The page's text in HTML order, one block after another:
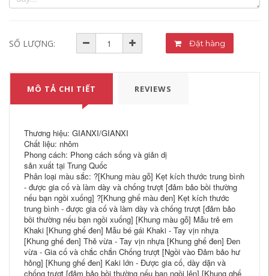
SỐ LƯỢNG: Đặt hàng
MÔ TẢ CHI TIẾT REVIEWS
Thương hiệu: GIANXI/GIANXI
Chất liệu: nhôm
Phong cách: Phong cách sống và giản dị
sản xuất tại Trung Quốc
Phân loại màu sắc: ?[Khung màu gỗ] Kẹt kích thước trung bình
- được gia cố và làm dày và chống trượt [đảm bảo bồi thường
nếu bạn ngồi xuống] ?[Khung ghế màu đen] Kẹt kích thước
trung bình - được gia cố và làm dày và chống trượt [đảm bảo
bồi thường nếu bạn ngồi xuống] [Khung màu gỗ] Mẫu trẻ em
Khaki [Khung ghế đen] Mẫu bé gái Khaki - Tay vịn nhựa
[Khung ghế đen] Thẻ vừa - Tay vịn nhựa [Khung ghế đen] Đen
vừa - Gia cố và chắc chắn Chống trượt [Ngồi vào Đảm bảo hư
hỏng] [Khung ghế đen] Kaki lớn - Được gia cố, dày dặn và
chống trượt [đảm bảo bồi thường nếu bạn ngồi lên] [Khung ghế